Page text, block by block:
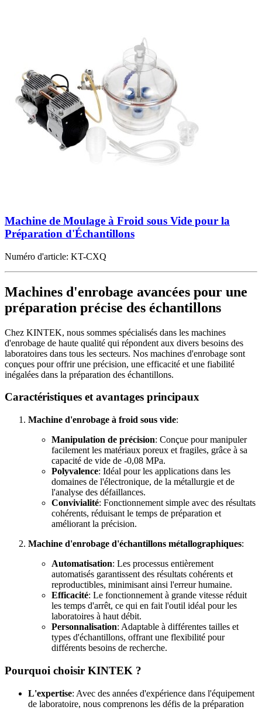
Machine de Moulage à Froid sous Vide pour la
Préparation d'Échantillons
Numéro d'article: KT-CXQ
Machines d'enrobage avancées pour une
préparation précise des échantillons
Chez KINTEK, nous sommes spécialisés dans les machines
d'enrobage de haute qualité qui répondent aux divers besoins des
laboratoires dans tous les secteurs. Nos machines d'enrobage sont
conçues pour offrir une précision, une efficacité et une fiabilité
inégalées dans la préparation des échantillons.
Caractéristiques et avantages principaux
Machine d'enrobage à froid sous vide:
Manipulation de précision: Conçue pour manipuler
facilement les matériaux poreux et fragiles, grâce à sa
capacité de vide de -0,08 MPa.
Polyvalence: Idéal pour les applications dans les
domaines de l'électronique, de la métallurgie et de
l'analyse des défaillances.
Convivialité: Fonctionnement simple avec des résultats
cohérents, réduisant le temps de préparation et
améliorant la précision.
Machine d'enrobage d'échantillons métallographiques:
Automatisation: Les processus entièrement
automatisés garantissent des résultats cohérents et
reproductibles, minimisant ainsi l'erreur humaine.
Efficacité: Le fonctionnement à grande vitesse réduit
les temps d'arrêt, ce qui en fait l'outil idéal pour les
laboratoires à haut débit.
Personnalisation: Adaptable à différentes tailles et
types d'échantillons, offrant une flexibilité pour
différents besoins de recherche.
Pourquoi choisir KINTEK ?
L'expertise: Avec des années d'expérience dans l'équipement
de laboratoire, nous comprenons les défis de la préparation